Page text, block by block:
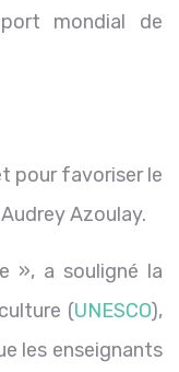
mondial de
pour favoriser le
Azoulay.
», a souligné la
(UNESCO),
les enseignants